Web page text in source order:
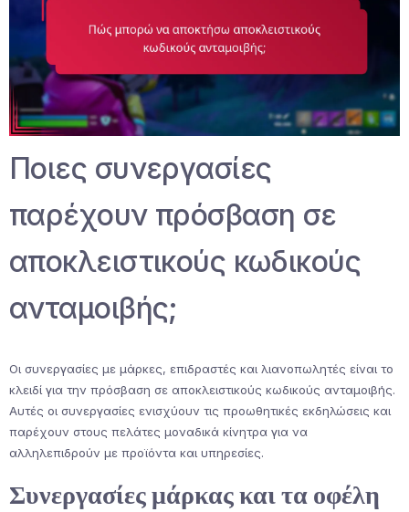
Ποιες συνεργασίες
παρέχουν πρόσβαση σε
αποκλειστικούς κωδικούς
ανταμοιβής;
Οι συνεργασίες με μάρκες, επιδραστές και λιανοπωλητές είναι το
κλειδί για την πρόσβαση σε αποκλειστικούς κωδικούς ανταμοιβής.
Αυτές οι συνεργασίες ενισχύουν τις προωθητικές εκδηλώσεις και
παρέχουν στους πελάτες μοναδικά κίνητρα για να
αλληλεπιδρούν με προϊόντα και υπηρεσίες.
Συνεργασίες μάρκας και τα οφέλη